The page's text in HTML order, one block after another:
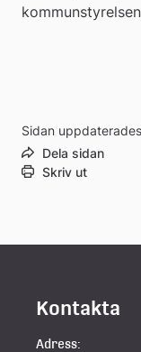
Sidan
Dela sidan
Skriv ut
Kontakta
Adress: